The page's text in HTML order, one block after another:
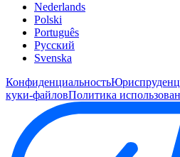
Nederlands
Polski
Português
Pусский
Svenska
Конфиденциальность
куки-файловПолитика